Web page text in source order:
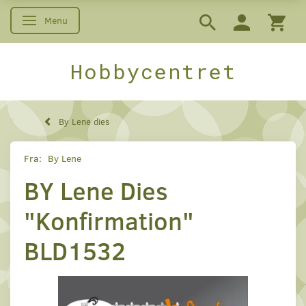
Skifte navigation
Menu
Hobbycentret
By Lene dies
Fra: By Lene
BY Lene Dies
"Konfirmation"
BLD1532